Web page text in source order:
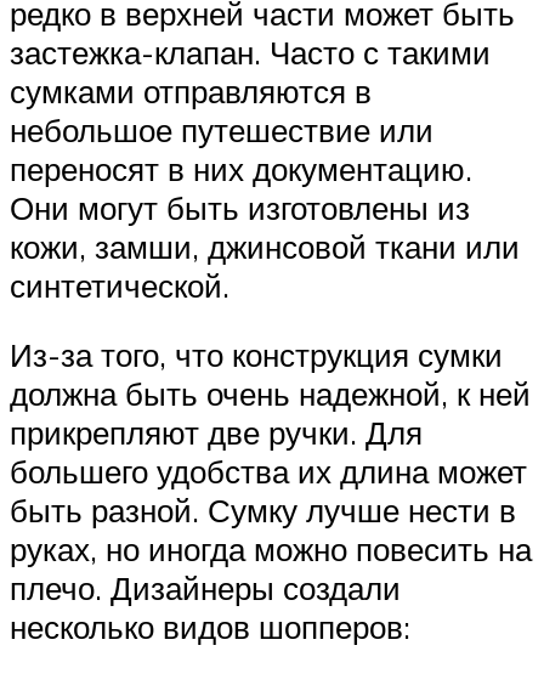
редко в верхней части может быть
застежка-клапан. Часто с такими
сумками отправляются в
небольшое путешествие или
переносят в них документацию.
Они могут быть изготовлены из
кожи, замши, джинсовой ткани или
синтетической.
Из-за того, что конструкция сумки
должна быть очень надежной, к ней
прикрепляют две ручки. Для
большего удобства их длина может
быть разной. Сумку лучше нести в
руках, но иногда можно повесить на
плечо. Дизайнеры создали
несколько видов шопперов: